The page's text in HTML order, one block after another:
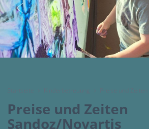
Preise und Zeiten
Sandoz/Novartis